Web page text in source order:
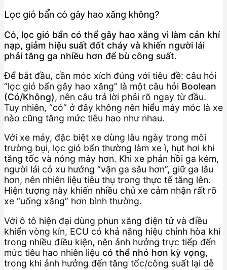
Lọc gió bẩn có gây hao xăng không?
Có, lọc gió bẩn có thể gây hao xăng vì làm cản khí
nạp, giảm hiệu suất đốt cháy và khiến người lái
phải tăng ga nhiều hơn để bù công suất.
Để bắt đầu, cần móc xích đúng với tiêu đề: câu hỏi
“lọc gió bẩn gây hao xăng” là một câu hỏi Boolean
(Có/Không), nên câu trả lời phải rõ ngay từ đầu.
Tuy nhiên, “có” ở đây không nên hiểu máy móc là xe
nào cũng tăng mức tiêu hao như nhau.
Với xe máy, đặc biệt xe dùng lâu ngày trong môi
trường bụi, lọc gió bẩn thường làm xe ì, hụt hơi khi
tăng tốc và nóng máy hơn. Khi xe phản hồi ga kém,
người lái có xu hướng “vặn ga sâu hơn”, giữ ga lâu
hơn, nên nhiên liệu tiêu thụ trong thực tế tăng lên.
Hiện tượng này khiến nhiều chủ xe cảm nhận rất rõ
xe “uống xăng” hơn bình thường.
Với ô tô hiện đại dùng phun xăng điện tử và điều
khiển vòng kín, ECU có khả năng hiệu chỉnh hòa khí
trong nhiều điều kiện, nên ảnh hưởng trực tiếp đến
mức tiêu hao nhiên liệu có thể nhỏ hơn kỳ vọng,
trong khi ảnh hưởng đến tăng tốc/công suất lại dễ